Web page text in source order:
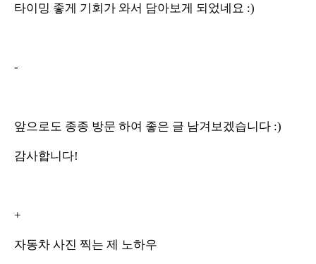
타이밍 좋게 기회가 와서 담아보게 되었네요 :)
-
앞으로도 종종 방문 하여 좋은 글 남겨보겠습니다 :)
감사합니다!
+
자동차 사진 찍는 제 노하우